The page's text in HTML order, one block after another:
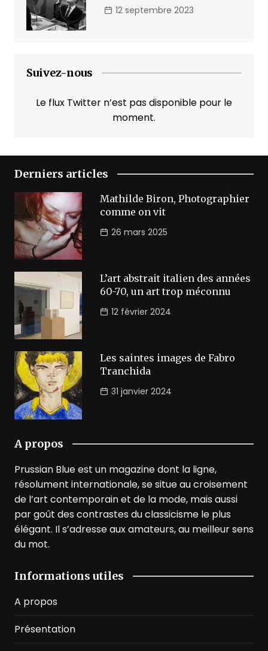
12 septembre 2023
Suivez-nous
Le flux Twitter n’est pas disponible pour le
moment.
Derniers articles
Mathilde Biron, Photographier
comme on vit
26 mars 2025
L’art abstrait italien des années
60-70, un art trop méconnu
12 février 2024
Les saintes images de Fabro
Tranchida
31 janvier 2024
A propos
Prussian Blue est un magazine dont la ligne,
résolument internationale, se situe au croisement
de l’art contemporain et de la mode, mais aussi
par goût des contrastes du classicisme le plus
élégant. Il s’adresse aux amateurs, au meilleur sens
du mot.
Informations utiles
A propos
Présentation